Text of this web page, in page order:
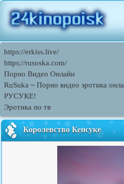
https://erkiss.live/
https://rusoska.com/
Порно Видео Онлайн
RuSuka ~ Порно видео эротика
РУСУКЕ!
Эротика по тв
Королевство Кенсуке